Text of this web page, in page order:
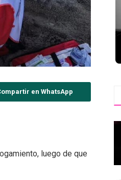
en WhatsApp
luego de que